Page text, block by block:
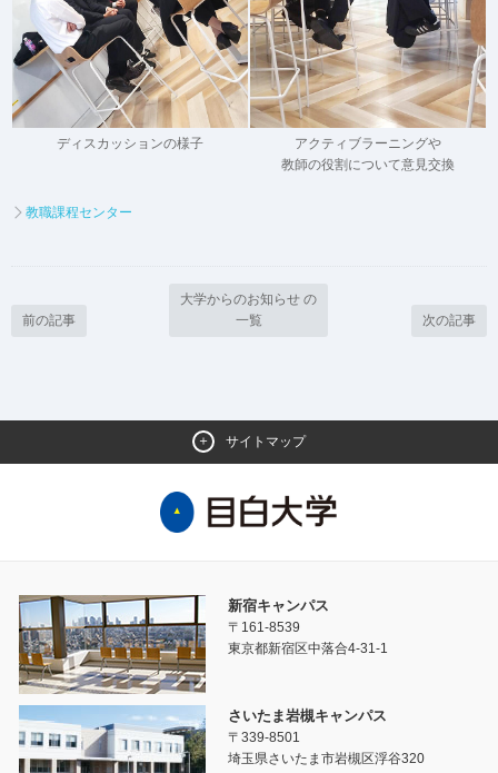
ディスカッションの様子
アクティブラーニングや
教師の役割について意見交換
教職課程センター
前の記事
大学からのお知らせ の
一覧
次の記事
サイトマップ
新宿キャンパス
〒161-8539
東京都新宿区中落合4-31-1
さいたま岩槻キャンパス
〒339-8501
埼玉県さいたま市岩槻区浮谷320